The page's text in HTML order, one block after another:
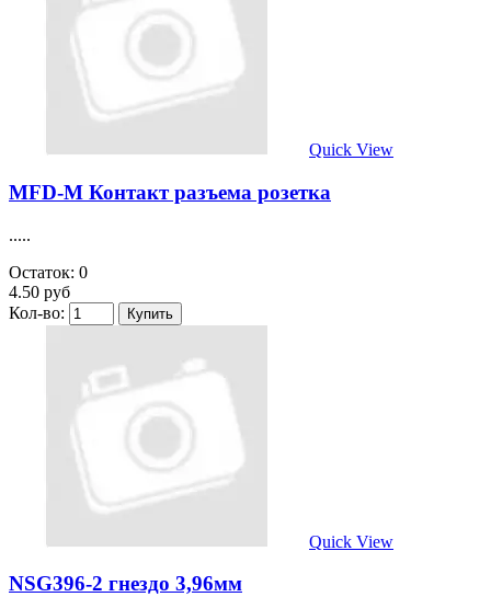
Quick View
MFD-M Контакт разъема розетка
.....
Остаток: 0
4.50 руб
Кол-во:
Quick View
NSG396-2 гнездо 3,96мм